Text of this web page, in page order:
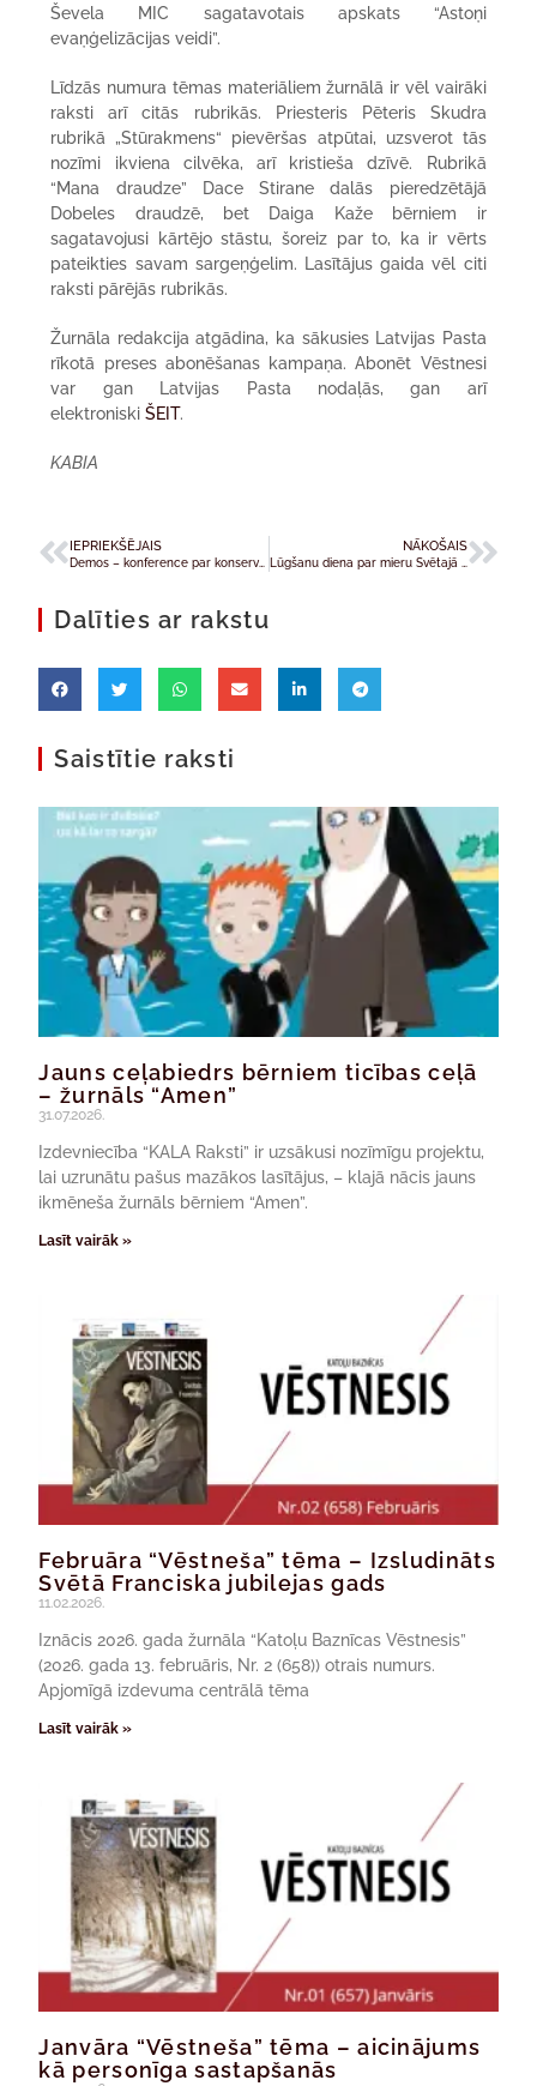
Ševela MIC sagatavotais apskats “Astoņi
evaņģelizācijas veidi”.
Līdzās numura tēmas materiāliem žurnālā ir vēl vairāki
raksti arī citās rubrikās. Priesteris Pēteris Skudra
rubrikā „Stūrakmens“ pievēršas atpūtai, uzsverot tās
nozīmi ikviena cilvēka, arī kristieša dzīvē. Rubrikā
“Mana draudze” Dace Stirane dalās pieredzētājā
Dobeles draudzē, bet Daiga Kaže bērniem ir
sagatavojusi kārtējo stāstu, šoreiz par to, ka ir vērts
pateikties savam sargeņģelim. Lasītājus gaida vēl citi
raksti pārējās rubrikās.
Žurnāla redakcija atgādina, ka sākusies Latvijas Pasta
rīkotā preses abonēšanas kampaņa. Abonēt Vēstnesi
var gan Latvijas Pasta nodaļās, gan arī
elektroniskiŠEIT.
KABIA
IEPRIEKŠĒJAIS
Demos – konference par konservatīvo domu vairāku vakaru garumā
NĀKOŠAIS
Lūgšanu diena par mieru Svētajā Zemē
Dalīties ar rakstu
Saistītie raksti
Jauns ceļabiedrs bērniem ticības ceļā
– žurnāls “Amen”
31.07.2026.
Izdevniecība “KALA Raksti” ir uzsākusi nozīmīgu projektu,
lai uzrunātu pašus mazākos lasītājus, – klajā nācis jauns
ikmēneša žurnāls bērniem “Amen”.
Lasīt vairāk »
Februāra “Vēstneša” tēma – Izsludināts
Svētā Franciska jubilejas gads
11.02.2026.
Iznācis 2026. gada žurnāla “Katoļu Baznīcas Vēstnesis”
(2026. gada 13. februāris, Nr. 2 (658)) otrais numurs.
Apjomīgā izdevuma centrālā tēma
Lasīt vairāk »
Janvāra “Vēstneša” tēma – aicinājums
kā personīga sastapšanās